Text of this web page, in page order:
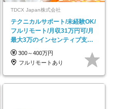
TDCX Japan株式会社
テクニカルサポート/未経験OK/
フルリモート/月収31万円可/月
最大3万のインセンティブ支給/
平均年齢33歳
300～400万円
フルリモートあり